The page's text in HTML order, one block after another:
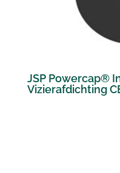
JSP Powercap®
Vizierafdichting